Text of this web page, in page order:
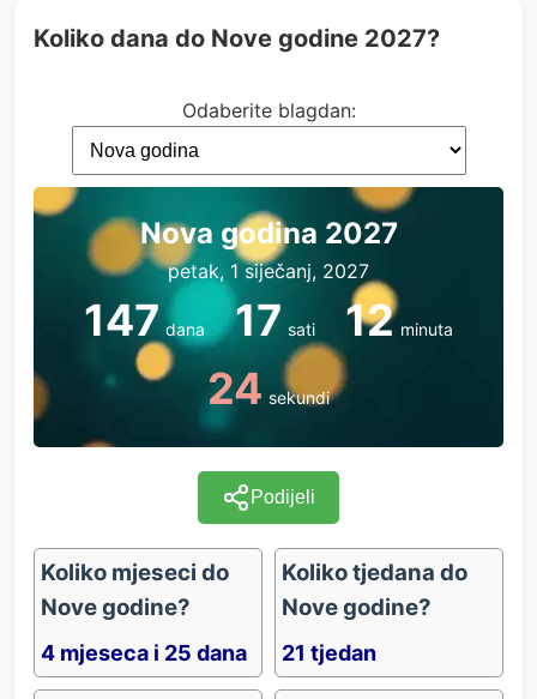
Koliko dana do Nove godine 2027?
Odaberite blagdan:
Nova godina 2027
petak, 1 siječanj, 2027
147 dana 17 sati 12 minuta
24 sekundi
Podijeli
Koliko mjeseci do
Nove godine?
4 mjeseca i 25 dana
Koliko tjedana do
Nove godine?
21 tjedan